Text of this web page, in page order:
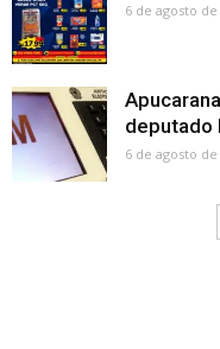
6 de agosto de
deputado
6 de agosto de